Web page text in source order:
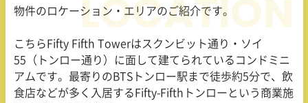
物件のロケーション・エリアのご紹介です。
こちらFifty Fifth Towerはスクンビット通り・ソイ
55 （トンロー通り）に面して建てられているコンドミニ
アムです。最寄りの BTS トンロー駅まで徒歩約5分で、飲
食店などが多く入居する Fifty-Fifth トンローという商業施